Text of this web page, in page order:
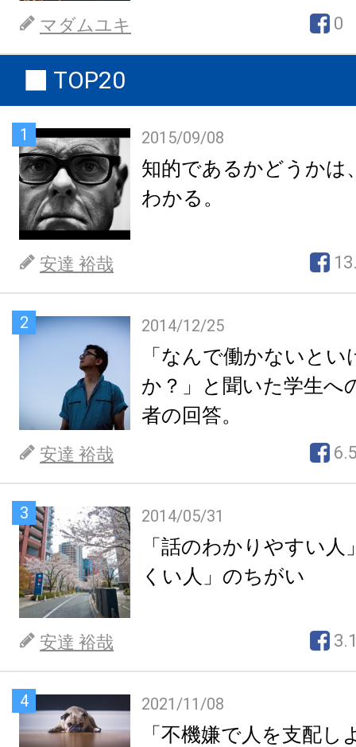
マダムユキ 0
TOP20
1 2015/09/08
知的であるかどうかは
わかる。
安達 裕哉
2 2014/12/25
「なんで働かないと
か？」と聞いた学生へ
者の回答。
安達 裕哉
3 2014/05/31
「話のわかりやすい
くい人」のちがい
安達 裕哉
4 2021/11/08
「不機嫌で人を支配し